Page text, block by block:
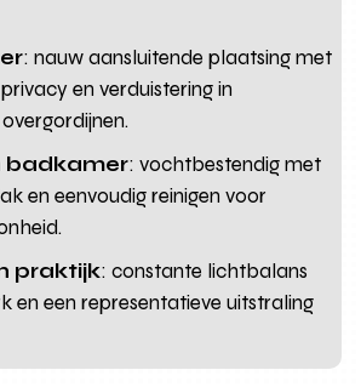
: nauw aansluitende plaatsing met
en verduistering in
badkamer: vochtbestendig met
en eenvoudig reinigen voor
praktijk: constante lichtbalans
en een representatieve uitstraling